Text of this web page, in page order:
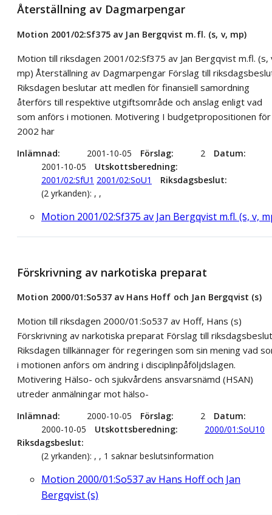
Återställning av Dagmarpengar
Motion 2001/02:Sf375 av Jan Bergqvist m.fl. (s, v, mp)
Motion till riksdagen 2001/02:Sf375 av Jan Bergqvist m.fl. (s,
mp) Återställning av Dagmarpengar Förslag till
Riksdagen beslutar att medlen för finansiell samordning
återförs till respektive utgiftsområde och anslag enligt vad
som anförs i motionen. Motivering I budgetpropositionen för
2002 har
Inlämnad 2001-10-05 Förslag 2
Datum
2001-10-05
Utskottsberedning
2001/02:SfU1 2001/02:SoU1
Riksdagsbeslut
(2 yrkanden): , ,
Motion 2001/02:Sf375 av Jan Bergqvist m.fl. (s, v,
Förskrivning av narkotiska preparat
Motion 2000/01:So537 av Hans Hoff och Jan Bergqvist (s)
Motion till riksdagen 2000/01:So537 av Hoff, Hans (s)
Förskrivning av narkotiska preparat Förslag till riksdagsbeslut
Riksdagen tillkännager för regeringen som sin mening vad
i motionen anförs om ändring i disciplinpåföljdslagen.
Motivering Hälso- och sjukvårdens ansvarsnämd (HSAN)
utreder anmälningar mot hälso-
Inlämnad 2000-10-05 Förslag 2
Datum
2000-10-05
Utskottsberedning
2000/01:SoU10
Riksdagsbeslut
(2 yrkanden): , , 1 saknar beslutsinformation
Motion 2000/01:So537 av Hans Hoff och Jan
Bergqvist (s)